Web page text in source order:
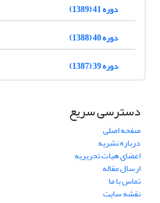
دوره 41 (1389)
دوره 40 (1388)
دوره 39 (1387)
دسترسی سریع
صفحه اصلی
درباره نشریه
اعضای هیات تحریریه
ارسال مقاله
تماس با ما
نقشه سایت